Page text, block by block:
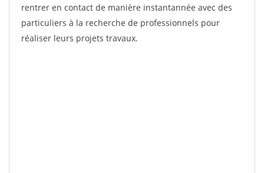
rentrer en contact de manière instantannée avec des
particuliers à la recherche de professionnels pour
réaliser leurs projets travaux.